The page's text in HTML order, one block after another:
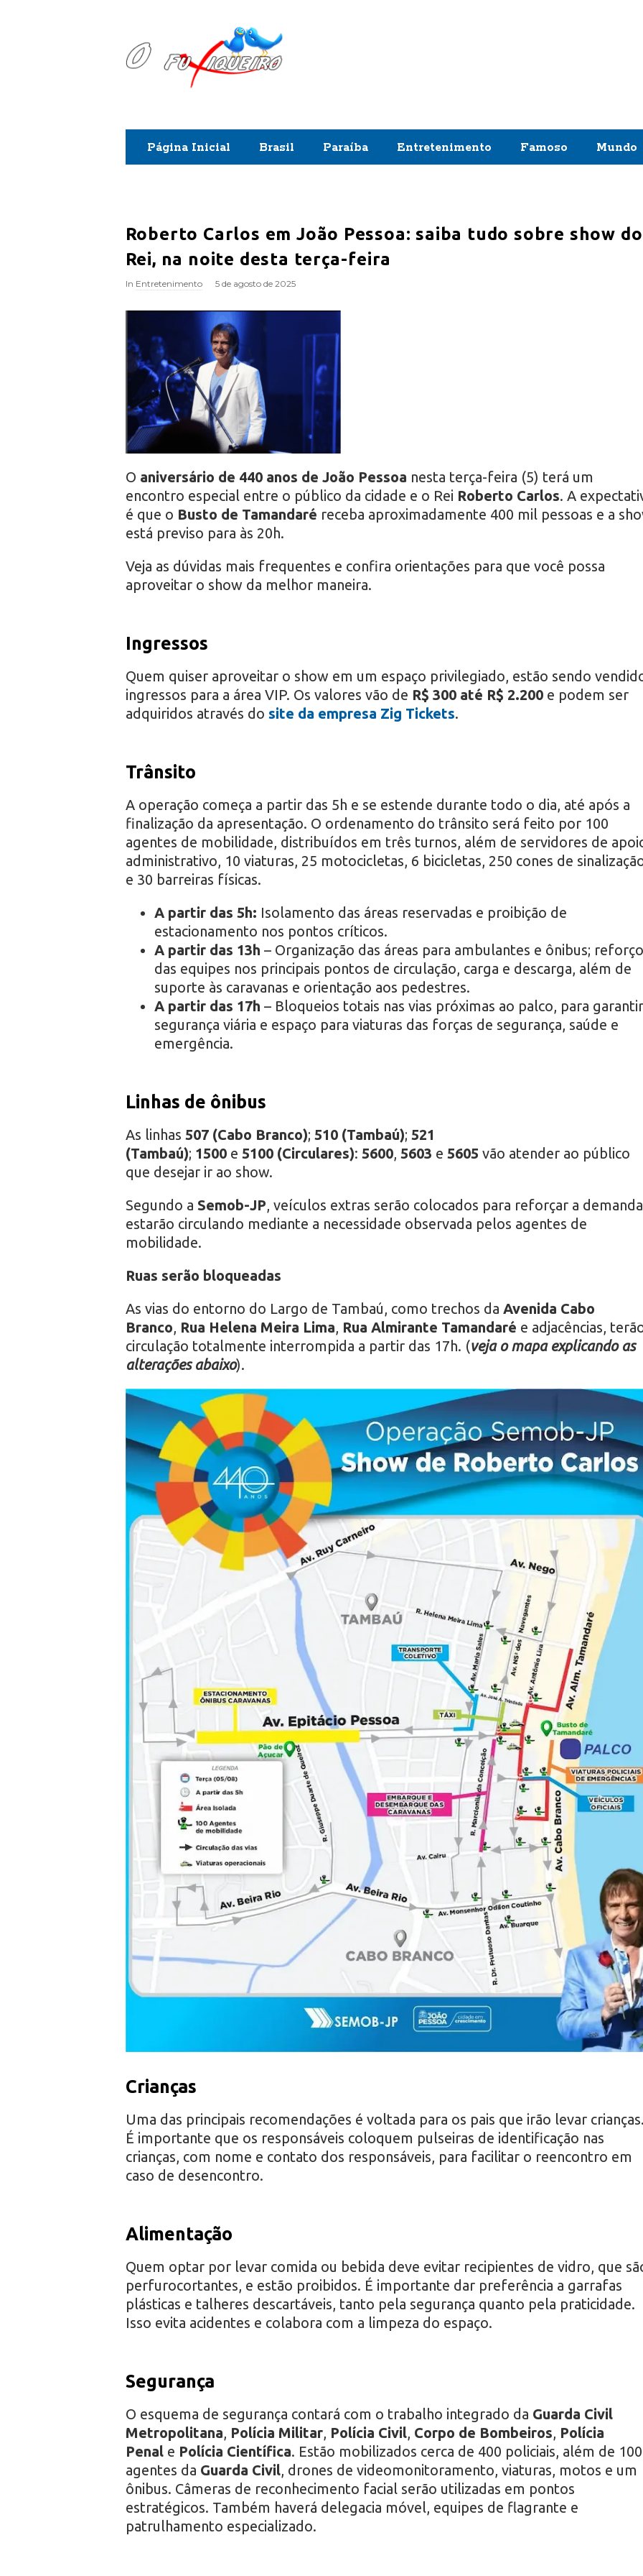
F
x
i
u
e
i
r
o
Página Inicial Brasil Paraíba Entretenimento Famoso Mundo
Roberto Carlos em João Pessoa: saiba tudo sobre show do
Rei, na noite desta terça-feira
In Entretenimento 5 de agosto de 2025
O aniversário de 440 anos de João Pessoa nesta terça-feira (5) terá um
encontro especial entre o público da cidade e o Rei Roberto Carlos. A
é que o Busto de Tamandaré receba aproximadamente 400 mil pessoas e a
está previso para às 20h.
Veja as dúvidas mais frequentes e confira orientações para que você possa
aproveitar o show da melhor maneira.
Ingressos
Quem quiser aproveitar o show em um espaço privilegiado, estão sendo
ingressos para a área VIP. Os valores vão de R$ 300 até R$ 2.200 e podem ser
adquiridos através do site da empresa Zig Tickets.
Trânsito
A operação começa a partir das 5h e se estende durante todo o dia, até após a
finalização da apresentação. O ordenamento do trânsito será feito por 100
agentes de mobilidade, distribuídos em três turnos, além de servidores de
administrativo, 10 viaturas, 25 motocicletas, 6 bicicletas, 250 cones de
e 30 barreiras físicas.
A partir das 5h: Isolamento das áreas reservadas e proibição de
estacionamento nos pontos críticos.
A partir das 13h – Organização das áreas para ambulantes e ônibus; reforço
das equipes nos principais pontos de circulação, carga e descarga, além de
suporte às caravanas e orientação aos pedestres.
A partir das 17h – Bloqueios totais nas vias próximas ao palco, para garantir
segurança viária e espaço para viaturas das forças de segurança, saúde e
emergência.
Linhas de ônibus
As linhas 507 (Cabo Branco); 510 (Tambaú); 521
(Tambaú); 1500e 5100 (Circulares): 5600, 5603 e 5605 vão atender ao público
que desejar ir ao show.
Segundo a Semob-JP, veículos extras serão colocados para reforçar a
estarão circulando mediante a necessidade observada pelos agentes de
mobilidade.
Ruas serão bloqueadas
As vias do entorno do Largo de Tambaú, como trechos da Avenida Cabo
Branco, Rua Helena Meira Lima, Rua Almirante Tamandaré e adjacências,
circulação totalmente interrompida a partir das 17h. (veja o mapa explicando as
alterações abaixo).
Crianças
Uma das principais recomendações é voltada para os pais que irão levar
É importante que os responsáveis coloquem pulseiras de identificação nas
crianças, com nome e contato dos responsáveis, para facilitar o reencontro em
caso de desencontro.
Alimentação
Quem optar por levar comida ou bebida deve evitar recipientes de vidro, que
perfurocortantes, e estão proibidos. É importante dar preferência a garrafas
plásticas e talheres descartáveis, tanto pela segurança quanto pela praticidade.
Isso evita acidentes e colabora com a limpeza do espaço.
Segurança
O esquema de segurança contará com o trabalho integrado da Guarda Civil
Metropolitana, Polícia Militar, Polícia Civil, Corpo de Bombeiros, Polícia
Penale Polícia Científica. Estão mobilizados cerca de 400 policiais, além de 100
agentes da Guarda Civil, drones de videomonitoramento, viaturas, motos e um
ônibus. Câmeras de reconhecimento facial serão utilizadas em pontos
estratégicos. Também haverá delegacia móvel, equipes de flagrante e
patrulhamento especializado.